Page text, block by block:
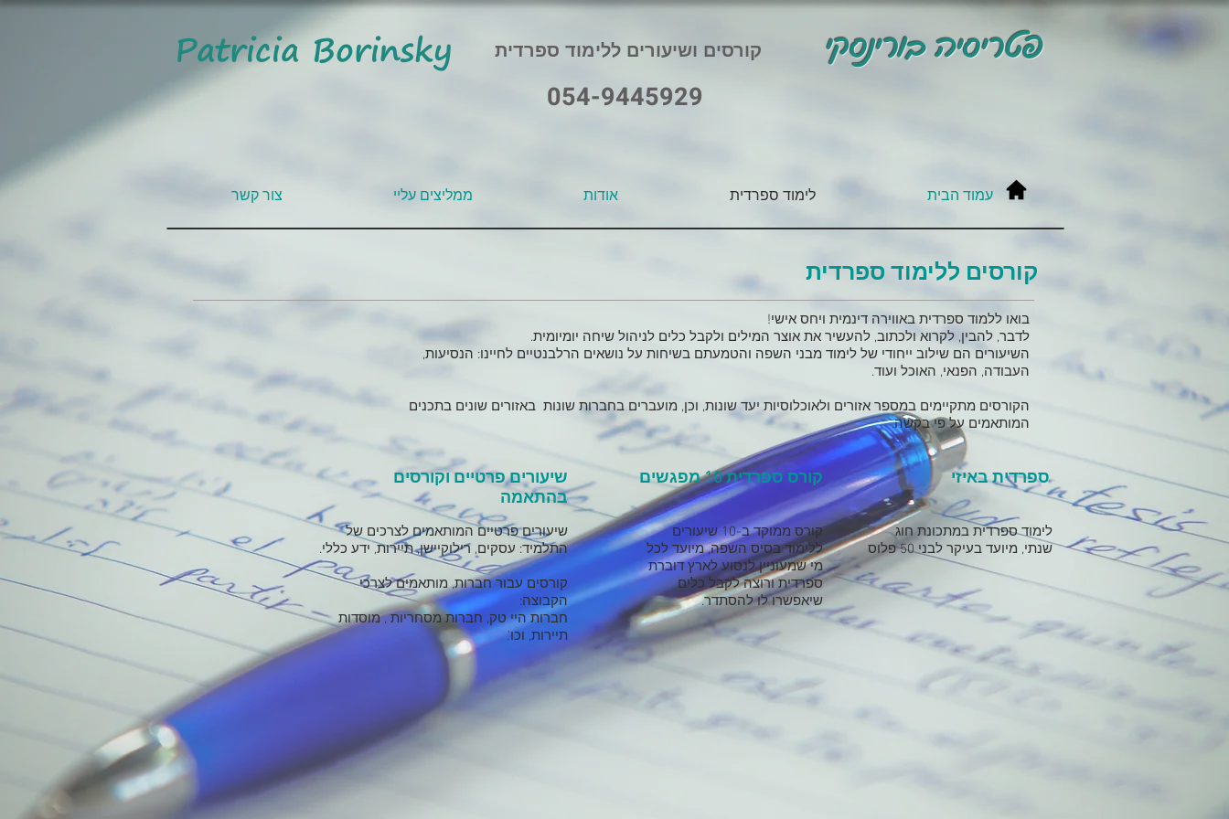
Patricia Borinsky קורסים ושיעורים ללימוד ספרדית פטריסיה בורינסקי
054-9445929
עמוד הבית לימוד ספרדית אודות ממליצים עליי צור קשר
קורסים ללימוד ספרדית
בואו ללמוד ספרדית באווירה דינמית ויחס אישי!
לדבר, להבין, לקרוא ולכתוב, להעשיר את אוצר המילים ולקבל כלים לניהול שיחה יומיומית.
השיעורים הם שילוב ייחודי של לימוד מבני השפה והטמעתם בשיחות על נושאים הרלבנטיים לחיינו: הנסיעות,
העבודה, הפנאי, האוכל ועוד.
הקורסים מתקיימים במספר אזורים ולאוכלוסיות יעד שונות, וכן, מועברים בחברות שונות באזורים שונים בתכנים
המותאמים על פי בקשה.
שיעורים פרטיים וקורסים
בהתאמה
שיעורים פרטיים המותאמים לצרכים של
התלמיד: עסקים, רילוקיישן, תיירות, ידע כללי.
קורסים עבור חברות, מותאמים לצרכי
הקבוצה:
חברות היי טק, חברות מסחריות , מוסדות
תיירות, וכו'.
קורס ספרדית 10 מפגשים
קורס ממוקד ב-10 שיעורים
ללימוד בסיס השפה, מיועד לכל
מי שמעוניין לנסוע לארץ דוברת
ספרדית ורוצה לקבל כלים
שיאפשרו לו להסתדר.
ספרדית באיזי
לימוד ספרדית במתכונת חוג
שנתי, מיועד בעיקר לבני 50 פלוס